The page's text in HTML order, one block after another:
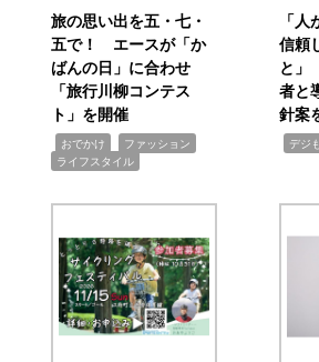
旅の思い出を五・七・
五で！ エースが「か
ばんの日」に合わせ
「旅行川柳コンテス
ト」を開催
おでかけ ファッション
ライフスタイル
「
信頼
と」
者と
針案
デジ